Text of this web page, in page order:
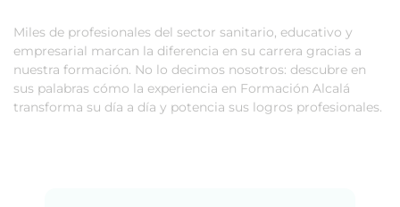
Miles de profesionales del sector sanitario, educativo y
empresarial marcan la diferencia en su carrera gracias a
nuestra formación. No lo decimos nosotros: descubre en
sus palabras cómo la experiencia en Formación Alcalá
transforma su día a día y potencia sus logros profesionales.